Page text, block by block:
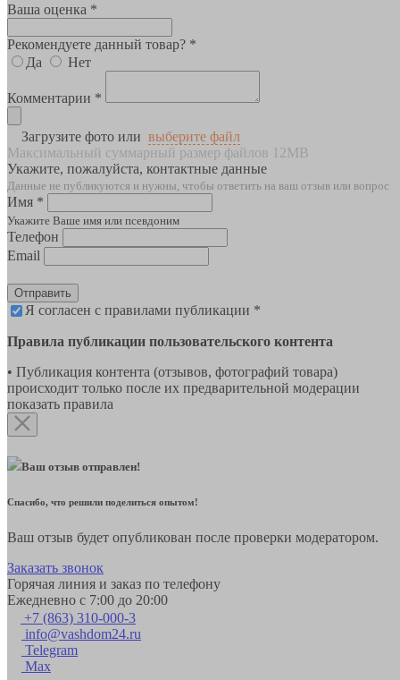
Ваша оценка *
Рекомендуете данный товар? *
Да
Нет
Комментарии *
Загрузите фото или выберите файл
Максимальный суммарный размер файлов 12MB
Укажите, пожалуйста, контактные данные
Данные не публикуются и нужны, чтобы ответить на ваш отзыв или вопрос
Имя *
Укажите Ваше имя или псевдоним
Телефон
Email
Отправить
Я согласен с правилами публикации *
Правила публикации пользовательского контента
• Публикация контента (отзывов, фотографий товара)
происходит только после их предварительной модерации
показать правила
Ваш отзыв отправлен!
Спасибо, что решили поделиться опытом!
Ваш отзыв будет опубликован после проверки модератором.
Заказать звонок
Горячая линия и заказ по телефону
Ежедневно с 7:00 до 20:00
+7 (863) 310-000-3
info@vashdom24.ru
Telegram
Max